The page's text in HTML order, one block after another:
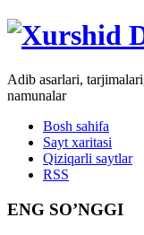
Adib asarlari,
namunalar
Bosh sahifa
Sayt xaritasi
Qiziqarli saytlar
RSS
ENG SO’NGGI